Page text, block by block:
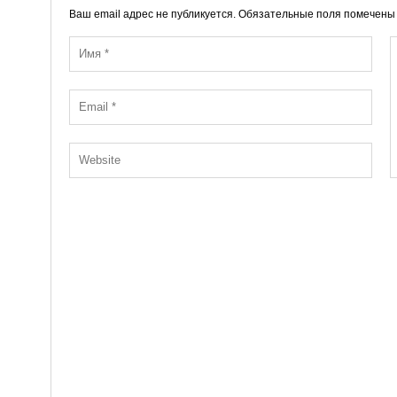
Ваш email адрес не публикуется. Обязательные поля помечены